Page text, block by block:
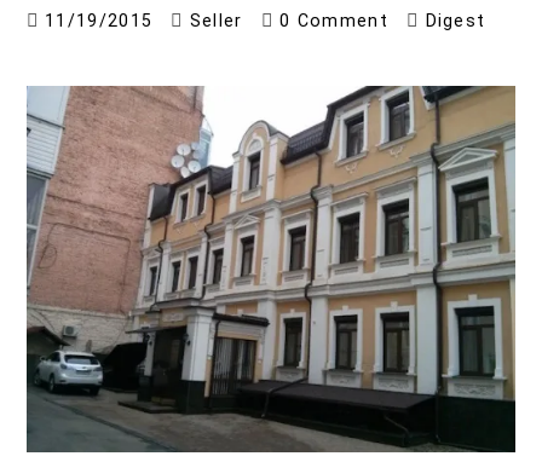
11/19/2015 Seller 0 Comment Digest